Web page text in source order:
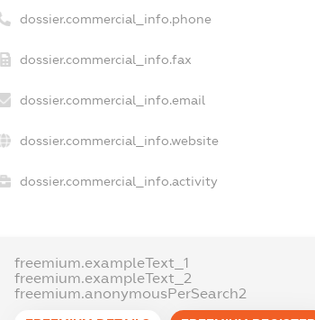
dossier.commercial_info.phone
dossier.commercial_info.fax
dossier.commercial_info.email
dossier.commercial_info.website
dossier.commercial_info.activity
freemium.exampleText_1
freemium.exampleText_2
freemium.anonymousPerSearch2